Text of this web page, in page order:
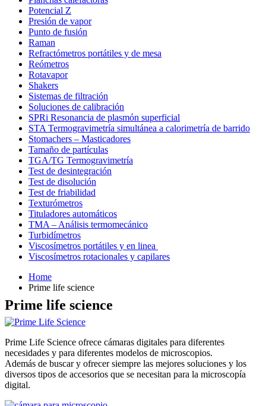
Potencial Z
Presión de vapor
Punto de fusión
Raman
Refractómetros portátiles y de mesa
Reómetros
Rotavapor
Shakers
Sistemas de filtración
Soluciones de calibración
SPRi Resonancia de plasmón superficial
STA Termogravimetría simultánea a calorimetría de barrido
Stomachers – Masticadores
Tamaño de partículas
TGA/TG Termogravimetría
Test de desintegración
Test de disolución
Test de friabilidad
Texturómetros
Tituladores automáticos
TMA – Análisis termomecánico
Turbidímetros
Viscosímetros portátiles y en linea
Viscosímetros rotacionales y capilares
Home
Prime life science
Prime life science
Prime Life Science ofrece cámaras digitales para diferentes
necesidades y para diferentes modelos de microscopios.
Además de buscar y ofrecer siempre las mejores soluciones y los
diversos tipos de accesorios que se necesitan para la microscopía
digital.